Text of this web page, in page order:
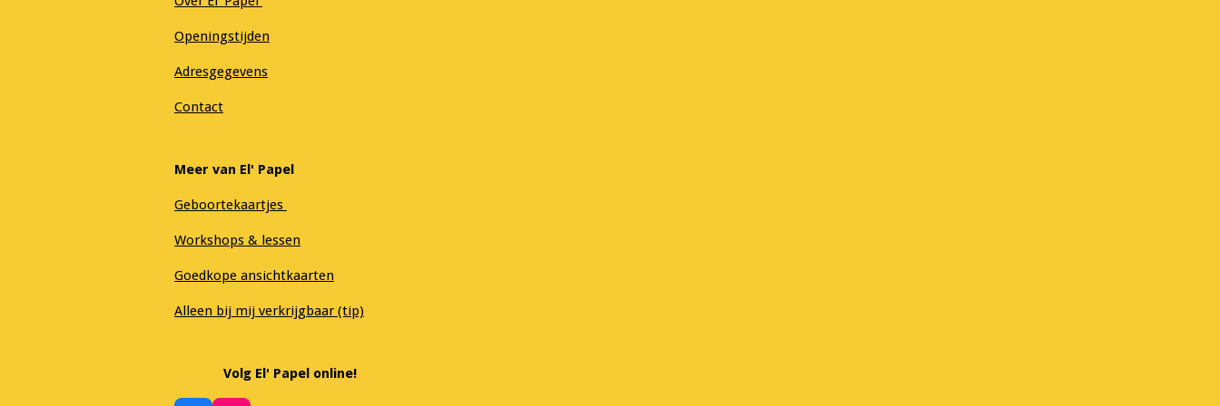
Openingstijden
Adresgegevens
Contact
Meer van El' Papel
Geboortekaartjes
Workshops & lessen
Goedkope ansichtkaarten
Alleen bij mij verkrijgbaar (tip)
Volg El' Papel online!